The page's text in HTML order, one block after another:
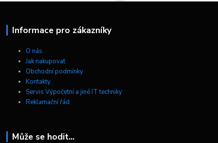
Informace pro zákazníky
O nás
Jak nakupovat
Obchodní podmínky
Kontakty
Servis Výpočetní a jiné IT techniky
Reklamační řád
Může se hodit...